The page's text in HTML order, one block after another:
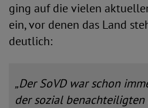
ging auf die vielen
ein, vor denen das Land
deutlich:
„Der SoVD war schon
der sozial benachteiligten